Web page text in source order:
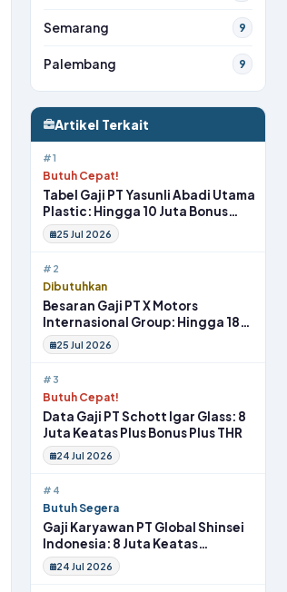
Semarang 9
Palembang 9
Artikel Terkait
#1
Butuh Cepat!
Tabel Gaji PT Yasunli Abadi Utama
Plastic: Hingga 10 Juta Bonus
Melimpah Lengkap Tunjangan
25 Jul 2026
#2
Dibutuhkan
Besaran Gaji PT X Motors
Internasional Group: Hingga 18
Juta Gym Membership Makan
Siang
25 Jul 2026
#3
Butuh Cepat!
Data Gaji PT Schott Igar Glass: 8
Juta Keatas Plus Bonus Plus THR
24 Jul 2026
#4
Butuh Segera
Gaji Karyawan PT Global Shinsei
Indonesia: 8 Juta Keatas
Tunjangan Komplit Uang
Transport
24 Jul 2026